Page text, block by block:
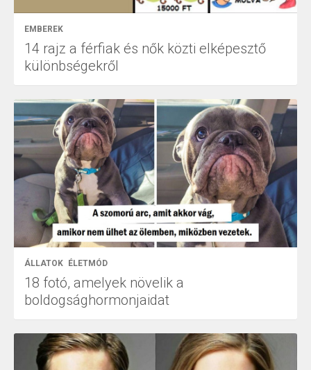
EMBEREK
14 rajz a férfiak és nők közti elképesztő
különbségekről
ÁLLATOK ÉLETMÓD
18 fotó, amelyek növelik a
boldogsághormonjaidat